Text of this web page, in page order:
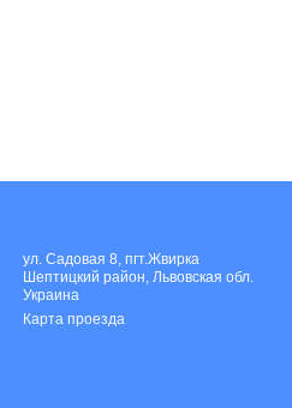
ул. Садовая 8, пгт.Жвирка
Шептицкий район, Львовская обл.
Украина
Карта проезда